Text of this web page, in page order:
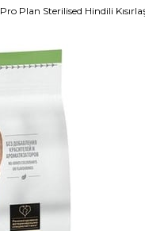
Pro Plan Sterilised Hindili